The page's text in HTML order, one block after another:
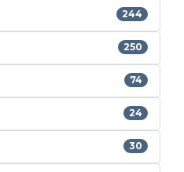
244
250
74
24
30